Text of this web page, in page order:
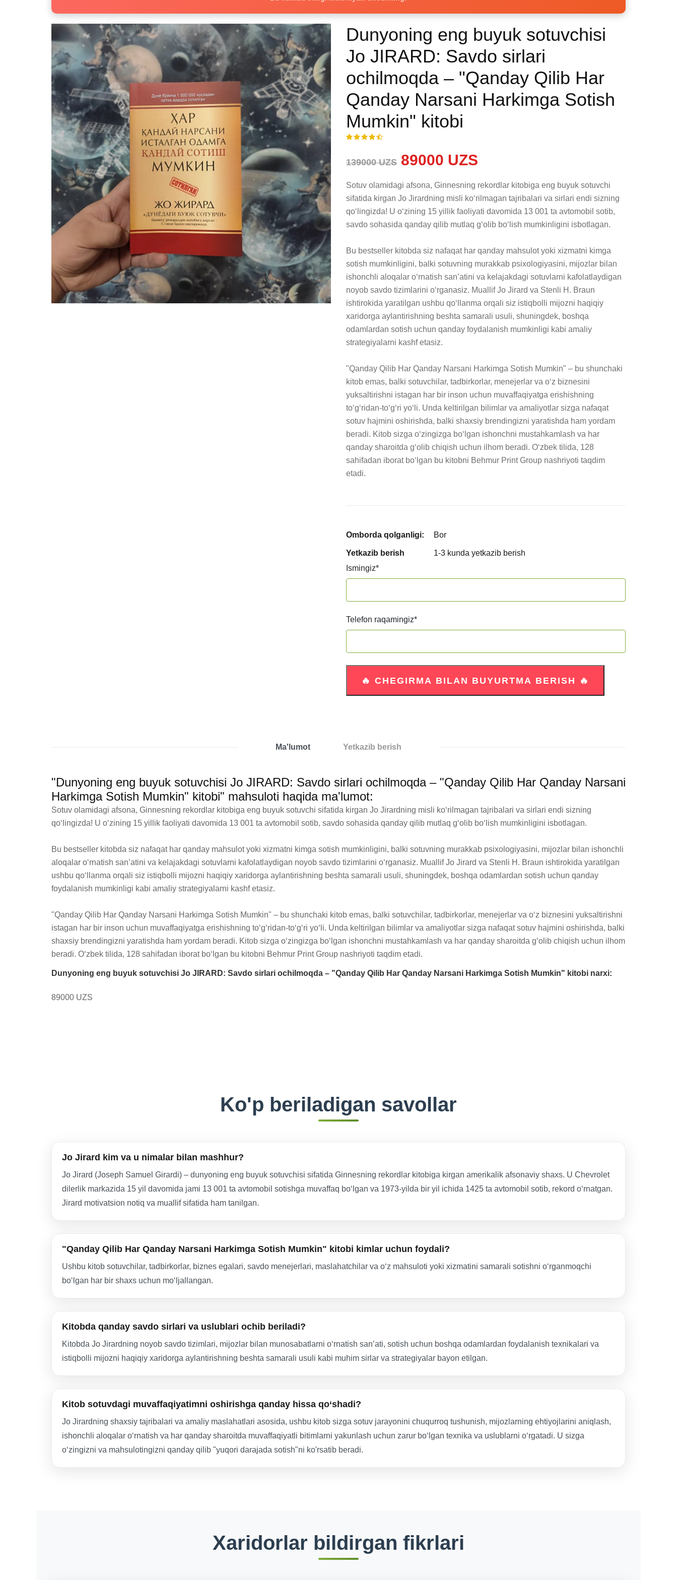
Dunyoning eng buyuk sotuvchisi
Jo JIRARD: Savdo sirlari
ochilmoqda – "Qanday Qilib Har
Qanday Narsani Harkimga Sotish
Mumkin" kitobi
139000 UZS 89000 UZS
Sotuv olamidagi afsona, Ginnesning rekordlar kitobiga eng buyuk sotuvchi
sifatida kirgan Jo Jirardning misli ko‘rilmagan tajribalari va sirlari endi sizning
qo‘lingizda! U o‘zining 15 yillik faoliyati davomida 13 001 ta avtomobil sotib,
savdo sohasida qanday qilib mutlaq g‘olib bo‘lish mumkinligini isbotlagan.
Bu bestseller kitobda siz nafaqat har qanday mahsulot yoki xizmatni kimga
sotish mumkinligini, balki sotuvning murakkab psixologiyasini, mijozlar bilan
ishonchli aloqalar o‘rnatish san’atini va kelajakdagi sotuvlarni kafolatlaydigan
noyob savdo tizimlarini o‘rganasiz. Muallif Jo Jirard va Stenli H. Braun
ishtirokida yaratilgan ushbu qo‘llanma orqali siz istiqbolli mijozni haqiqiy
xaridorga aylantirishning beshta samarali usuli, shuningdek, boshqa
odamlardan sotish uchun qanday foydalanish mumkinligi kabi amaliy
strategiyalarni kashf etasiz.
"Qanday Qilib Har Qanday Narsani Harkimga Sotish Mumkin" – bu shunchaki
kitob emas, balki sotuvchilar, tadbirkorlar, menejerlar va o‘z biznesini
yuksaltirishni istagan har bir inson uchun muvaffaqiyatga erishishning
to‘g‘ridan-to‘g‘ri yo‘li. Unda keltirilgan bilimlar va amaliyotlar sizga nafaqat
sotuv hajmini oshirishda, balki shaxsiy brendingizni yaratishda ham yordam
beradi. Kitob sizga o‘zingizga bo‘lgan ishonchni mustahkamlash va har
qanday sharoitda g‘olib chiqish uchun ilhom beradi. O‘zbek tilida, 128
sahifadan iborat bo‘lgan bu kitobni Behmur Print Group nashriyoti taqdim
etadi.
Omborda qolganligi: Bor
Yetkazib berish
1-3 kunda yetkazib berish
Ismingiz*
Telefon raqamingiz*
Ma'lumot Yetkazib berish
"Dunyoning eng buyuk sotuvchisi Jo JIRARD: Savdo sirlari ochilmoqda – "Qanday Qilib Har Qanday Narsani
Harkimga Sotish Mumkin" kitobi" mahsuloti haqida ma'lumot:
Sotuv olamidagi afsona, Ginnesning rekordlar kitobiga eng buyuk sotuvchi sifatida kirgan Jo Jirardning misli ko‘rilmagan tajribalari va sirlari endi sizning
qo‘lingizda! U o‘zining 15 yillik faoliyati davomida 13 001 ta avtomobil sotib, savdo sohasida qanday qilib mutlaq g‘olib bo‘lish mumkinligini isbotlagan.
Bu bestseller kitobda siz nafaqat har qanday mahsulot yoki xizmatni kimga sotish mumkinligini, balki sotuvning murakkab psixologiyasini, mijozlar bilan ishonchli
aloqalar o‘rnatish san’atini va kelajakdagi sotuvlarni kafolatlaydigan noyob savdo tizimlarini o‘rganasiz. Muallif Jo Jirard va Stenli H. Braun ishtirokida yaratilgan
ushbu qo‘llanma orqali siz istiqbolli mijozni haqiqiy xaridorga aylantirishning beshta samarali usuli, shuningdek, boshqa odamlardan sotish uchun qanday
foydalanish mumkinligi kabi amaliy strategiyalarni kashf etasiz.
"Qanday Qilib Har Qanday Narsani Harkimga Sotish Mumkin" – bu shunchaki kitob emas, balki sotuvchilar, tadbirkorlar, menejerlar va o‘z biznesini yuksaltirishni
istagan har bir inson uchun muvaffaqiyatga erishishning to‘g‘ridan-to‘g‘ri yo‘li. Unda keltirilgan bilimlar va amaliyotlar sizga nafaqat sotuv hajmini oshirishda, balki
shaxsiy brendingizni yaratishda ham yordam beradi. Kitob sizga o‘zingizga bo‘lgan ishonchni mustahkamlash va har qanday sharoitda g‘olib chiqish uchun ilhom
beradi. O‘zbek tilida, 128 sahifadan iborat bo‘lgan bu kitobni Behmur Print Group nashriyoti taqdim etadi.
Dunyoning eng buyuk sotuvchisi Jo JIRARD: Savdo sirlari ochilmoqda – "Qanday Qilib Har Qanday Narsani Harkimga Sotish Mumkin" kitobi narxi:
89000 UZS
Ko'p beriladigan savollar
Jo Jirard kim va u nimalar bilan mashhur?
Jo Jirard (Joseph Samuel Girardi) – dunyoning eng buyuk sotuvchisi sifatida Ginnesning rekordlar kitobiga kirgan amerikalik afsonaviy shaxs. U Chevrolet
dilerlik markazida 15 yil davomida jami 13 001 ta avtomobil sotishga muvaffaq bo‘lgan va 1973-yilda bir yil ichida 1425 ta avtomobil sotib, rekord o‘rnatgan.
Jirard motivatsion notiq va muallif sifatida ham tanilgan.
"Qanday Qilib Har Qanday Narsani Harkimga Sotish Mumkin" kitobi kimlar uchun foydali?
Ushbu kitob sotuvchilar, tadbirkorlar, biznes egalari, savdo menejerlari, maslahatchilar va o‘z mahsuloti yoki xizmatini samarali sotishni o‘rganmoqchi
bo‘lgan har bir shaxs uchun mo‘ljallangan.
Kitobda qanday savdo sirlari va uslublari ochib beriladi?
Kitobda Jo Jirardning noyob savdo tizimlari, mijozlar bilan munosabatlarni o‘rnatish san’ati, sotish uchun boshqa odamlardan foydalanish texnikalari va
istiqbolli mijozni haqiqiy xaridorga aylantirishning beshta samarali usuli kabi muhim sirlar va strategiyalar bayon etilgan.
Kitob sotuvdagi muvaffaqiyatimni oshirishga qanday hissa qo‘shadi?
Jo Jirardning shaxsiy tajribalari va amaliy maslahatlari asosida, ushbu kitob sizga sotuv jarayonini chuqurroq tushunish, mijozlarning ehtiyojlarini aniqlash,
ishonchli aloqalar o‘rnatish va har qanday sharoitda muvaffaqiyatli bitimlarni yakunlash uchun zarur bo‘lgan texnika va uslublarni o‘rgatadi. U sizga
o‘zingizni va mahsulotingizni qanday qilib "yuqori darajada sotish"ni ko'rsatib beradi.
Xaridorlar bildirgan fikrlari